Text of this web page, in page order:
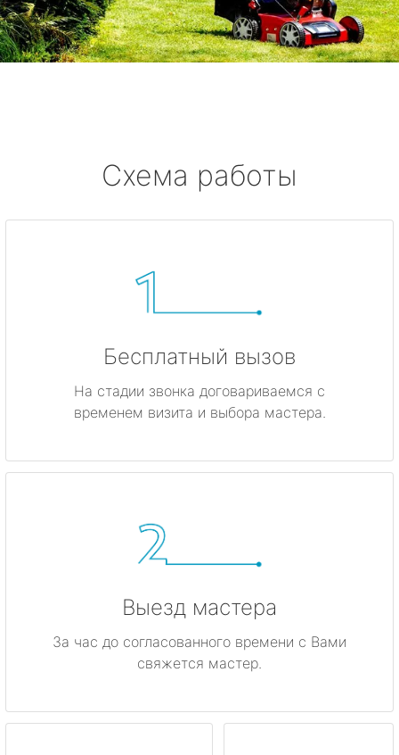
Схема работы
Бесплатный вызов
На стадии звонка договариваемся с
временем визита и выбора мастера.
Выезд мастера
За час до согласованного времени с Вами
свяжется мастер.